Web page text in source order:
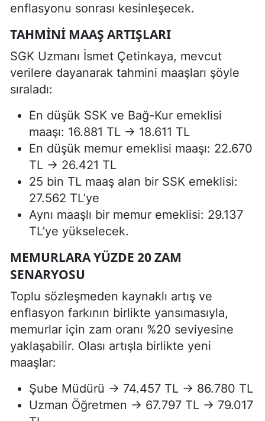
enflasyonu sonrası kesinleşecek.
TAHMINI MAAŞ ARTIŞLARI
SGK Uzmanı İsmet Çetinkaya, mevcut
verilere dayanarak tahmini maaşları şöyle
sıraladı:
En düşük SSK ve Bağ-Kur emeklisi
maaşı: 16.881 TL → 18.611 TL
En düşük memur emeklisi maaşı: 22.670
TL → 26.421 TL
25 bin TL maaş alan bir SSK emeklisi:
27.562 TL’ye
Aynı maaşlı bir memur emeklisi: 29.137
TL’ye yükselecek.
MEMURLARA YÜZDE 20 ZAM
SENARYOSU
Toplu sözleşmeden kaynaklı artış ve
enflasyon farkının birlikte yansımasıyla,
memurlar için zam oranı %20 seviyesine
yaklaşabilir. Olası artışla birlikte yeni
maaşlar:
Şube Müdürü → 74.457 TL → 86.780 TL
Uzman Öğretmen → 67.797 TL → 79.017